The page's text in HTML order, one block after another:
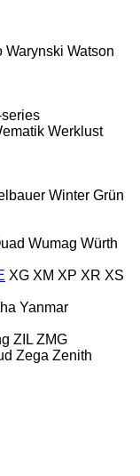
Warynski Watson
series
Werklust
Winter Grün
Wumag Würth
XG XM XP XR XS
Yanmar
ZIL ZMG
Zega Zenith